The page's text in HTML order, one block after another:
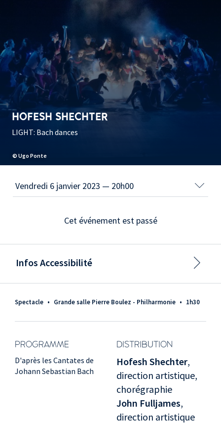
© Ugo Ponte
HOFESH SHECHTER
LIGHT: Bach dances
Spectacle • Grande salle Pierre Boulez - Philharmonie • 1h30
PROGRAMME DISTRIBUTION
D'après les Cantates de
Johann Sebastian Bach
Hofesh Shechter,
direction artistique,
chorégraphie
John Fulljames,
direction artistique
Cet événement est passé
Infos Accessibilité